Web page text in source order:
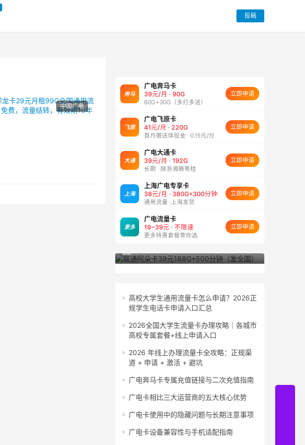
投稿
中国广电
奔马
广电奔马卡
39元/月 · 90G
60G+30G（多打多送）
立即申请
飞原
广电飞原卡
41元/月 · 220G
首月赠送体验金 · 0.15元/分
立即申请
大通
广电大通卡
39元/月 · 192G
长期 · 陕浙湘赣粤桂
立即申请
上海
上海广电专享卡
38元/月 · 380G+300分钟
通用流量 ·上海发货
立即申请
更多
广电流量卡
19~39元 · 不限速
更多特惠套餐等你选
立即申请
高校大学生通用流量卡怎么申请？2026正
规学生电话卡申请入口汇总
2026全国大学生流量卡办理攻略｜各城市
高校专属套餐+线上申请入口
2026 年线上办理流量卡全攻略：正规渠
道 + 申请 + 激活 + 避坑
广电奔马卡专属充值链接与二次充值指南
广电卡相比三大运营商的五大核心优势
广电卡使用中的隐藏问题与长期注意事项
广电卡设备兼容性与手机适配指南